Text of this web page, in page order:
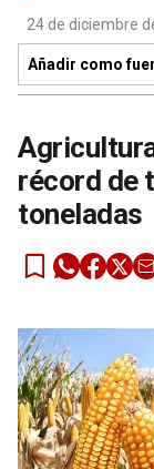
24 de diciembre
Añadir como
récord de
toneladas